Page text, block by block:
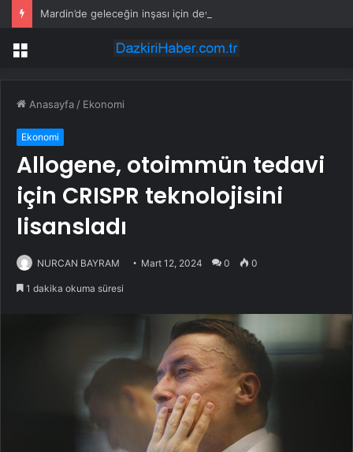
Menü
Anasayfa / Ekonomi
Ekonomi
Allogene, otoimmün tedavi
için CRISPR teknolojisini
lisansladı
NURCAN BAYRAM Mart 12, 2024 0 0
1 dakika okuma süresi